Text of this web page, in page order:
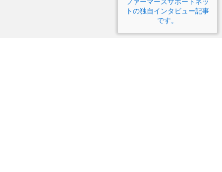
トの独自インタビュー記事
です。